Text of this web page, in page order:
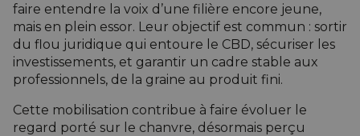
faire entendre la voix d’une filière encore jeune,
mais en plein essor. Leur objectif est commun : sortir
du flou juridique qui entoure le CBD, sécuriser les
investissements, et garantir un cadre stable aux
professionnels, de la graine au produit fini.
Cette mobilisation contribue à faire évoluer le
regard porté sur le chanvre, désormais perçu